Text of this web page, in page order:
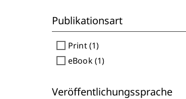
Publikationsart
check_box_outline_blank Print (1)
check_box_outline_blank eBook (1)
Veröffentlichungssprache